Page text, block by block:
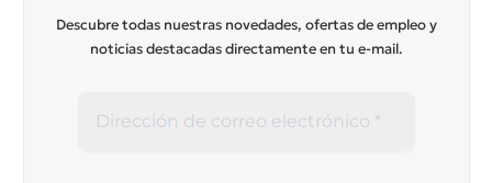
Descubre todas nuestras novedades, ofertas de empleo y
noticias destacadas directamente en tu e-mail.